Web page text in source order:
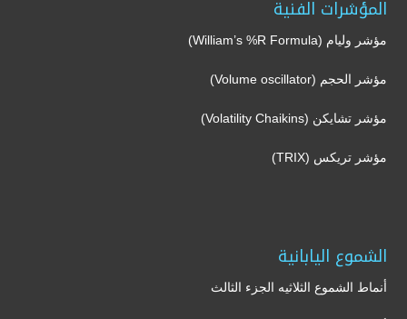
المؤشرات الفنية
مؤشر وليام (William’s %R Formula)
مؤشر الحجم (Volume oscillator)
مؤشر تشايكن (Volatility Chaikins)
مؤشر تريكس (TRIX)
الشموع اليابانية
أنماط الشموع الثلاثيه الجزء الثالث